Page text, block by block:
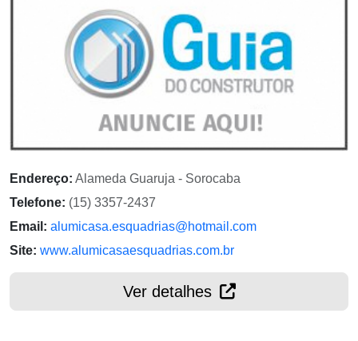
Endereço: Alameda Guaruja - Sorocaba
Telefone: (15) 3357-2437
Email: alumicasa.esquadrias@hotmail.com
Site: www.alumicasaesquadrias.com.br
Ver detalhes